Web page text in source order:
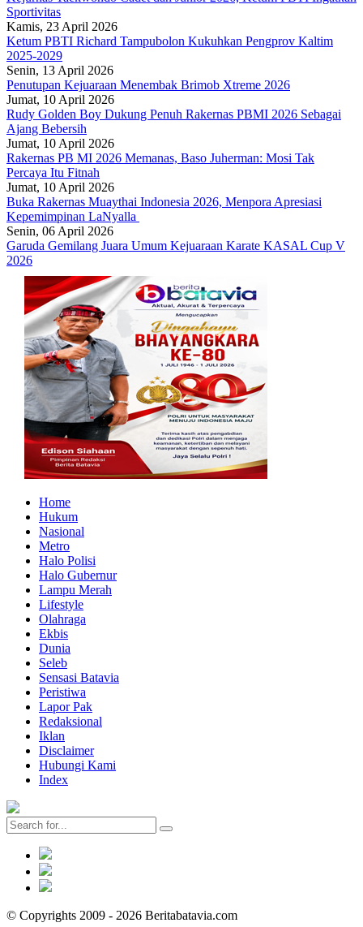
Sportivitas
Kamis, 23 April 2026
Ketum PBTI Richard Tampubolon Kukuhkan Pengprov Kaltim
2025-2029
Senin, 13 April 2026
Penutupan Kejuaraan Menembak Brimob Xtreme 2026
Jumat, 10 April 2026
Rudy Golden Boy Dukung Penuh Rakernas PBMI 2026 Sebagai
Ajang Bebersih
Jumat, 10 April 2026
Rakernas PB MI 2026 Memanas, Baso Juherman: Mosi Tak
Percaya Itu Fitnah
Jumat, 10 April 2026
Buka Rakernas Muaythai Indonesia 2026, Menpora Apresiasi
Kepemimpinan LaNyalla
Senin, 06 April 2026
Garuda Gemilang Juara Umum Kejuaraan Karate KASAL Cup V
2026
Home
Hukum
Nasional
Metro
Halo Polisi
Halo Gubernur
Lampu Merah
Lifestyle
Olahraga
Ekbis
Dunia
Seleb
Sensasi Batavia
Peristiwa
Lapor Pak
Redaksional
Iklan
Disclaimer
Hubungi Kami
Index
© Copyrights 2009 - 2026 Beritabatavia.com